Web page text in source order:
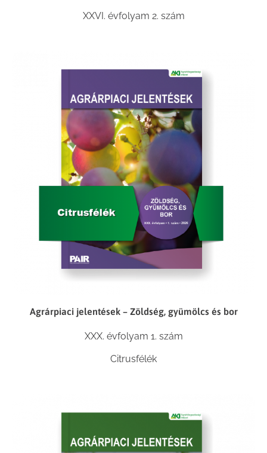
XXVI. évfolyam 2. szám
Agrárpiaci jelentések – Zöldség, gyümölcs és bor
XXX. évfolyam 1. szám
Citrusfélék